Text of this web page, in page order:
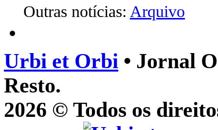
Outras notícias: Arquivo
Urbi et Orbi • Jornal
Resto.
2026 © Todos os